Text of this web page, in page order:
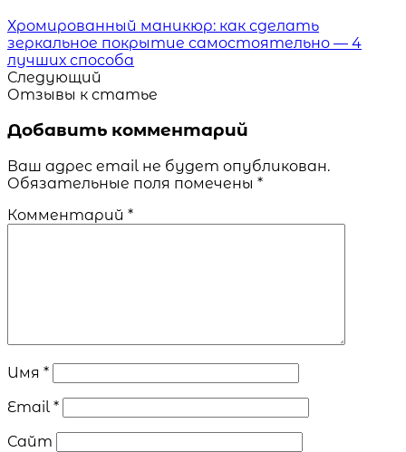
Хромированный маникюр: как сделать
зеркальное покрытие самостоятельно — 4
лучших способа
Следующий
Отзывы к статье
Добавить комментарий
Ваш адрес email не будет опубликован.
Обязательные поля помечены *
Комментарий *
Имя *
Email *
Сайт